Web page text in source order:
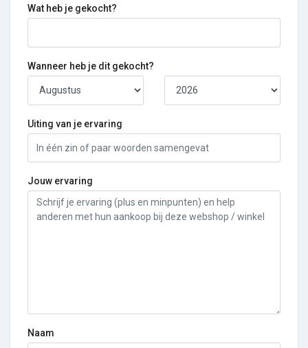
Wat heb je gekocht?
Wanneer heb je dit gekocht?
Uiting van je ervaring
Jouw ervaring
Naam